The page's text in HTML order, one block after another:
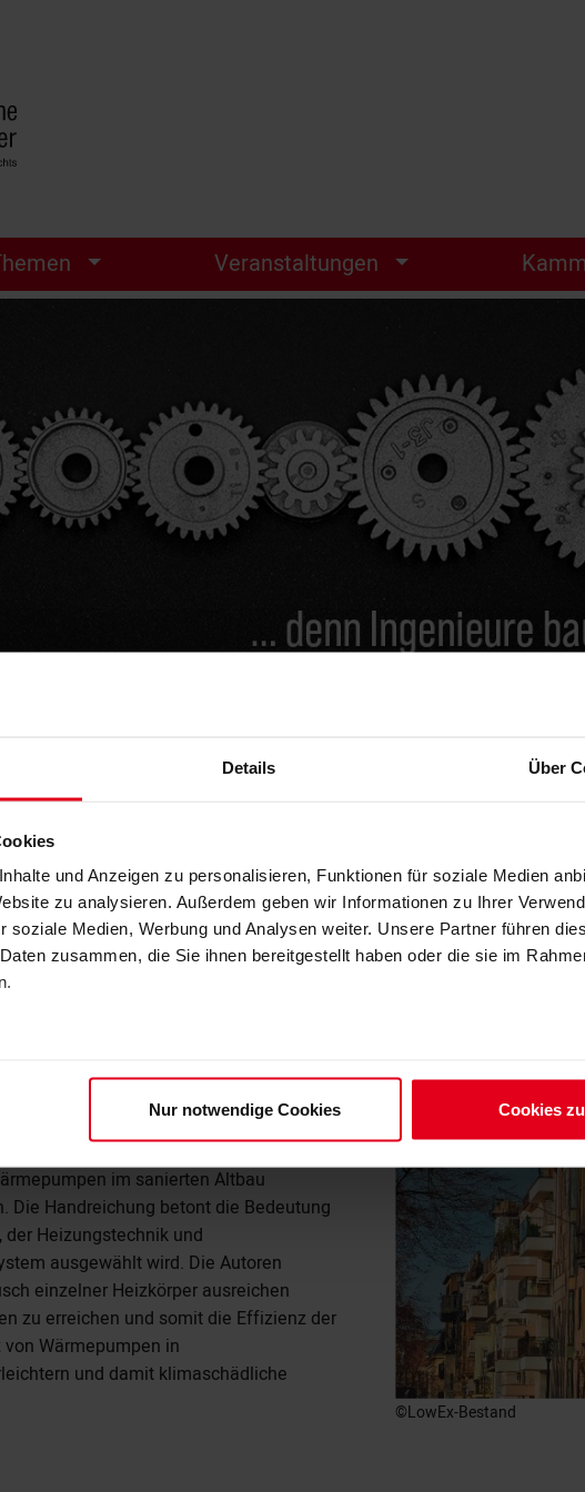
Details Über
und Anzeigen zu personalisieren, Funktionen für soziale Medien
zu analysieren. Außerdem geben wir Informationen zu Ihrer
soziale Medien, Werbung und Analysen weiter. Unsere Partner führen
zusammen, die Sie ihnen bereitgestellt haben oder die sie im
Nur notwendige Cookies Cookies
Veranstaltungen
in Mehrfamilienhäusern im
Mehrfamilienhäusern im Bestand"
Energiesysteme ISE, dem Karlsruher
Freiburg in Zusammenarbeit mit
sowie Energieversorgern entwickelt.
auch in älteren
sie in LowEx-Systemen eingesetzt
und Nutzwärme aufweisen.
unterschiedlicher Wärmequellen
im sanierten Altbau
Handreichung betont die Bedeutung
Heizungstechnik und
ausgewählt wird. Die Autoren
einzelner Heizkörper ausreichen
zu erreichen und somit die Effizienz der
Wärmepumpen in
und damit klimaschädliche
©LowEx-Bestand